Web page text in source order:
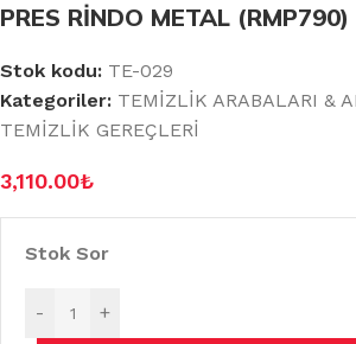
PRES RİNDO METAL (RMP790)
Stok kodu: TE-029
Kategoriler: TEMİZLİK ARABALARI &
TEMİZLİK GEREÇLERİ
3,110.00₺
Stok Sor
- +